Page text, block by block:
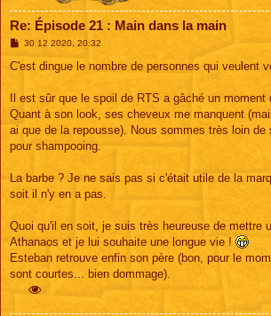
Re: Épisode 21 : Main dans la main
M
s
g
30 12 2020, 20:32
C'est dingue le nombre de personnes qui veulent
Il est sûr que le spoil de RTS a gâché un moment
Quant à son look, ses cheveux me manquent
ai que de la repousse). Nous sommes très loin de
pour shampooing.
La barbe ? Je ne sais pas si c'était utile de la
soit il n'y en a pas.
Quoi qu'il en soit, je suis très heureuse de mettre
Athanaos et je lui souhaite une longue vie !
Esteban retrouve enfin son père (bon, pour le
sont courtes... bien dommage).